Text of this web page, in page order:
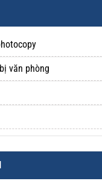
văn phòng